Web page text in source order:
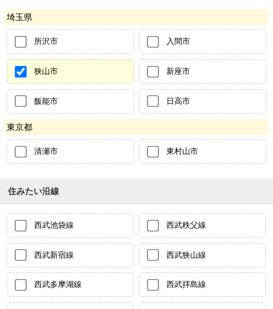
埼玉県
所沢市 入間市
狭山市 新座市
飯能市 日高市
東京都
清瀬市 東村山市
住みたい沿線
西武池袋線 西武秩父線
西武新宿線 西武狭山線
西武多摩湖線 西武拝島線